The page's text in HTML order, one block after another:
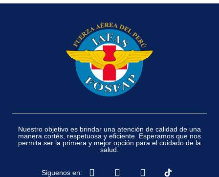
Nuestro objetivo es brindar una atención de calidad de una
manera cortés, respetuosa y eficiente. Esperamos que nos
permita ser la primera y mejor opción para el cuidado de la
salud.
Siguenos en: